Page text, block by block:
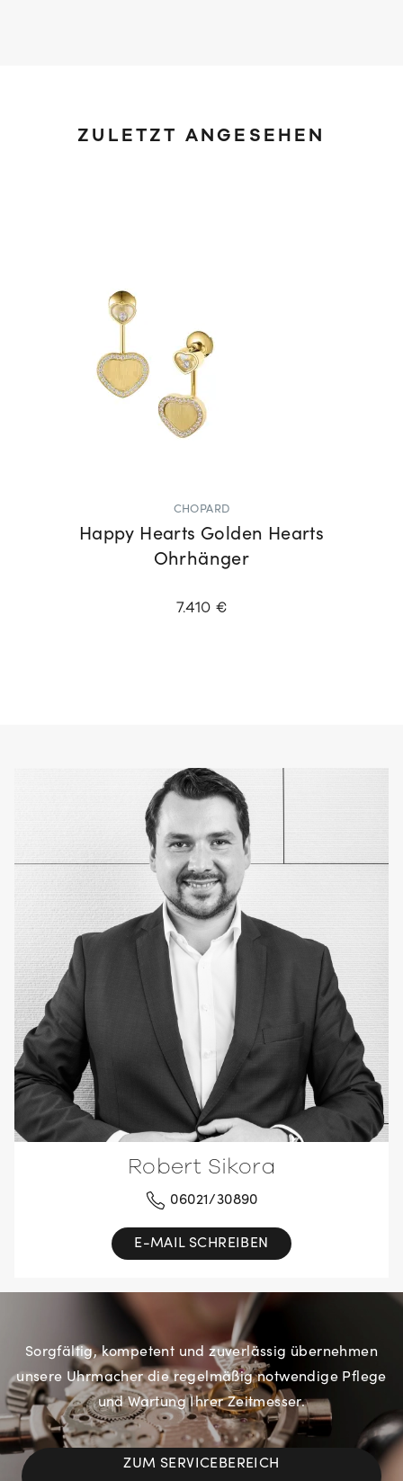
ZULETZT ANGESEHEN
CHOPARD
Happy Hearts Golden Hearts
Ohrhänger
7.410 €
Robert Sikora
06021/30890
E-MAIL SCHREIBEN
Sorgfältig, kompetent und zuverlässig übernehmen
unsere Uhrmacher die regelmäßig notwendige Pflege
und Wartung Ihrer Zeitmesser.
ZUM SERVICEBEREICH